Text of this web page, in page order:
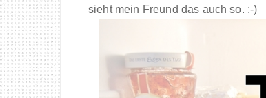
sieht mein Freund das auch so. :-)